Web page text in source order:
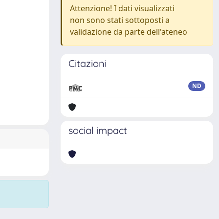
Attenzione! I dati visualizzati
non sono stati sottoposti a
validazione da parte dell'ateneo
Citazioni
ND
social impact